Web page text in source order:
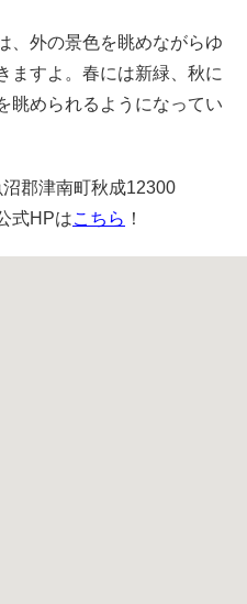
、外の景色を眺めながらゆ
ますよ。春には新緑、秋に
眺められるようになってい
沼郡津南町秋成12300
式HPはこちら ！